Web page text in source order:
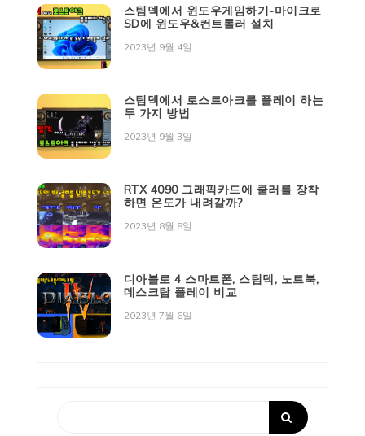
스팀덱에서 윈도우게임하기-마이크로
SD에 윈도우&컨트롤러 설치
2023년 9월 4일
스팀덱에서 로스트아크를 플레이 하는
두 가지 방법
2023년 9월 3일
RTX 4090 그래픽카드에 쿨러를 장착
하면 온도가 내려갈까?
2023년 8월 8일
디아블로 4 스마트폰, 스팀덱, 노트북,
데스크탑 플레이 비교
2023년 7월 6일